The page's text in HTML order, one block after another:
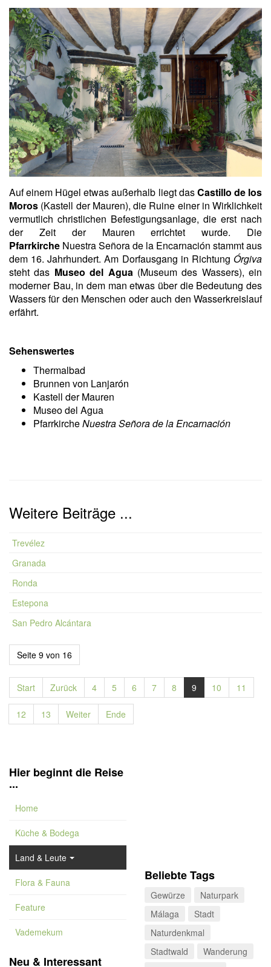
Auf einem Hügel etwas außerhalb liegt dasCastillo de los
Moros (Kastell der Mauren), die Ruine einer in Wirklichkeit
vermutlich christlichen Befestigungsanlage, die erst nach
der Zeit der Mauren errichtet wurde. Die
Pfarrkirche Nuestra Señora de la Encarnación stammt aus
dem 16. Jahrhundert. Am Dorfausgang in Richtung Órgiva
steht das Museo del Agua(Museum des Wassers), ein
moderner Bau, in dem man etwas über die Bedeutung des
Wassers für den Menschen oder auch den Wasserkreislauf
erfährt.
Sehenswertes
Thermalbad
Brunnen von Lanjarón
Kastell der Mauren
Museo del Agua
PfarrkircheNuestra Señora de la Encarnación
Weitere Beiträge ...
Trevélez
Granada
Ronda
Estepona
San Pedro Alcántara
Seite 9 von 16
Start Zurück 4 5 6 7 8 9 10 11
12 13 Weiter Ende
Hier beginnt die Reise
...
Home
Küche & Bodega
Land & Leute
Flora & Fauna
Feature
Vademekum
Neu & Interessant
Beliebte Tags
Gewürze
Naturpark
Málaga
Stadt
Naturdenkmal
Stadtwald
Wanderung